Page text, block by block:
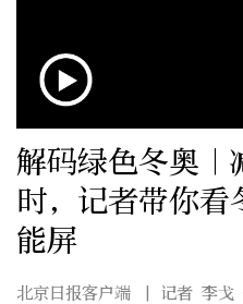
解码绿色冬奥｜
时，记者带你看
能屏
北京日报客户端
| 记者 李戈